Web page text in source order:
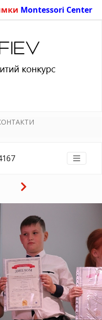
Montessori Center